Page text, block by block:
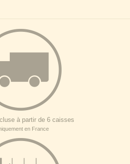
à partir de 6 caisses
en France